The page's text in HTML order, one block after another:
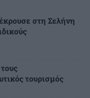
στη Σελήνη
τουρισμός